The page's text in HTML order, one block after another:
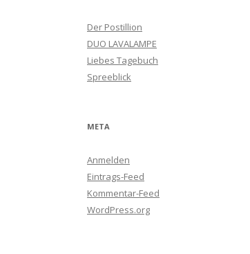
Der Postillion
DUO LAVALAMPE
Liebes Tagebuch
Spreeblick
META
Anmelden
Eintrags-Feed
Kommentar-Feed
WordPress.org